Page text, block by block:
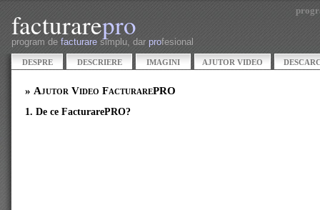
facturarepro
program de facturare simplu, dar profesional
DESPRE DESCRIERE IMAGINI AJUTOR VIDEO
» Ajutor Video FacturarePRO
1. De ce FacturarePRO?